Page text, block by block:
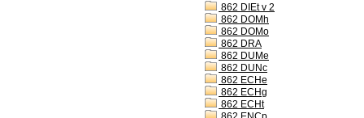
862 DIEt v 2
862 DOMh
862 DOMo
862 DRA
862 DUMe
862 DUNc
862 ECHe
862 ECHg
862 ECHt